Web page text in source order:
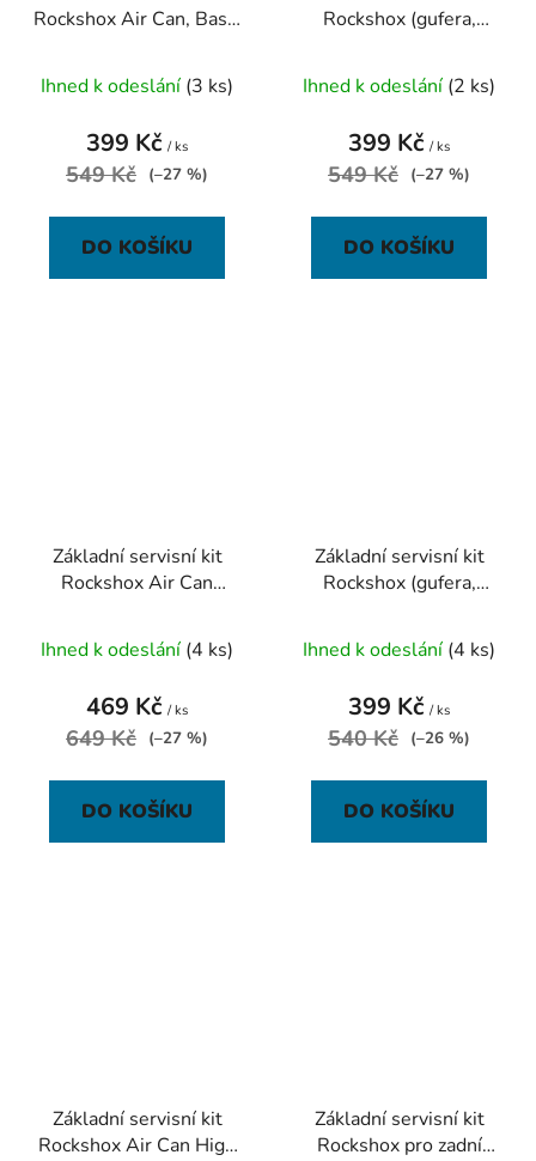
Rockshox Air Can, Basic
B1(Plus,XX,RL) C1
(R,RT3) D1 (2014
Ihned k odeslání (3 ks)
399 Kč / ks
549 Kč (–27 %)
DO KOŠÍKU
Rockshox (gufera,
těsnění) - 30 Gold
A1(2014-2016)
Ihned k odeslání (2 ks)
399 Kč / ks
549 Kč (–27 %)
DO KOŠÍKU
Základní servisní kit
Rockshox Air Can
Monarch/Monarch Plus
(2012)
Ihned k odeslání (4 ks)
469 Kč / ks
649 Kč (–27 %)
DO KOŠÍKU
Základní servisní kit
Rockshox (gufera,
těsnění) - Recon Silver
Coil (2012
Ihned k odeslání (4 ks)
399 Kč / ks
540 Kč (–26 %)
DO KOŠÍKU
Základní servisní kit
Rockshox Air Can High
Základní servisní kit
Rockshox pro zadní